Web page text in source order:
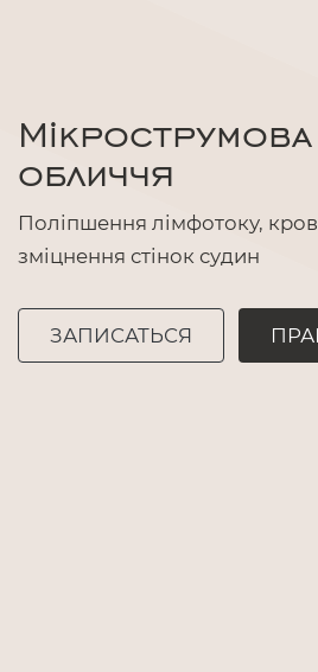
Мікрострумова
обличчя
Поліпшення лімфотоку,
зміцнення стінок судин
ЗАПИСАТЬСЯ